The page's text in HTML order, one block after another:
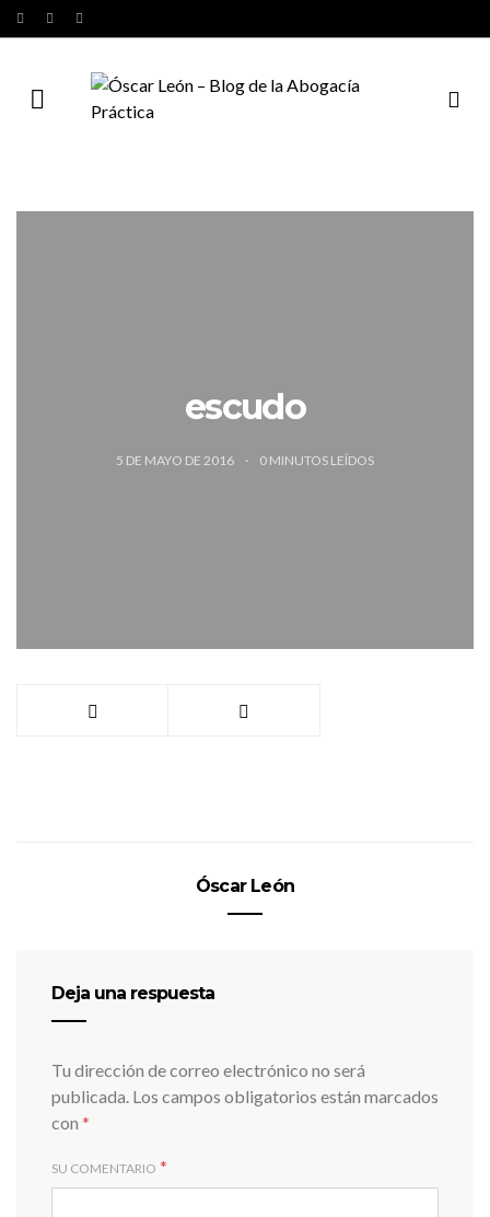
escudo
5 DE MAYO DE 2016 0 MINUTOS LEÍDOS
Óscar León
Deja una respuesta
Tu dirección de correo electrónico no será
publicada. Los campos obligatorios están marcados
con *
SU COMENTARIO *